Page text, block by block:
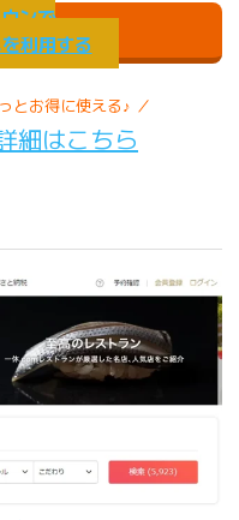
ンで
利用する
とお得に使える♪ ／
細はこちら